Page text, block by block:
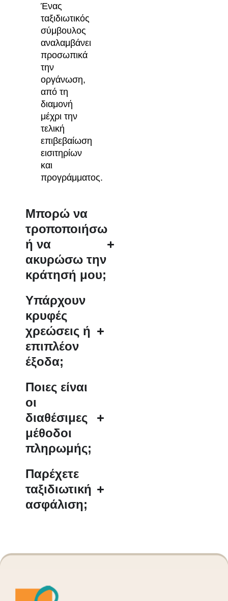
Ένας
ταξιδιωτικός
σύμβουλος
αναλαμβάνει
προσωπικά
την
οργάνωση,
από τη
διαμονή
μέχρι την
τελική
επιβεβαίωση
εισιτηρίων
και
προγράμματος.
Μπορώ να
τροποποιήσω
ή να
ακυρώσω την
κράτησή μου;
Υπάρχουν
κρυφές
χρεώσεις ή
επιπλέον
έξοδα;
Ποιες είναι
οι
διαθέσιμες
μέθοδοι
πληρωμής;
Παρέχετε
ταξιδιωτική
ασφάλιση;